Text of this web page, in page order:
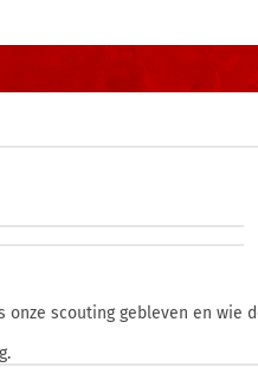
onze scouting gebleven en wie